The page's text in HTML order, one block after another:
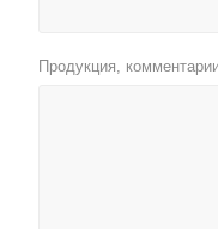
Продукция,